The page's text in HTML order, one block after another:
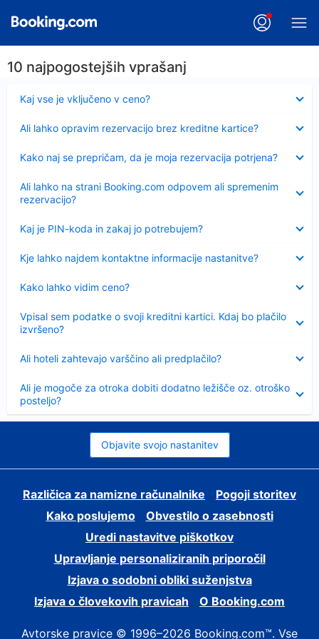
10 najpogostejših vprašanj
Kaj vse je vključeno v ceno?
Ali lahko opravim rezervacijo brez kreditne kartice?
Kako naj se prepričam, da je moja rezervacija potrjena?
Ali lahko na strani Booking.com odpovem ali spremenim
rezervacijo?
Kaj je PIN-koda in zakaj jo potrebujem?
Kje lahko najdem kontaktne informacije nastanitve?
Kako lahko vidim ceno?
Vpisal sem podatke o svoji kreditni kartici. Kdaj bo plačilo
izvršeno?
Ali hoteli zahtevajo varščino ali predplačilo?
Ali je mogoče za otroka dobiti dodatno ležišče oz. otroško
posteljo?
Objavite svojo nastanitev
Različica za namizne računalnike
Pogoji storitev
Kako poslujemo
Obvestilo o zasebnosti
Uredi nastavitve piškotkov
Upravljanje personaliziranih priporočil
Izjava o sodobni obliki suženjstva
Izjava o človekovih pravicah
O Booking.com
Avtorske pravice © 1996–2026 Booking.com™. Vse